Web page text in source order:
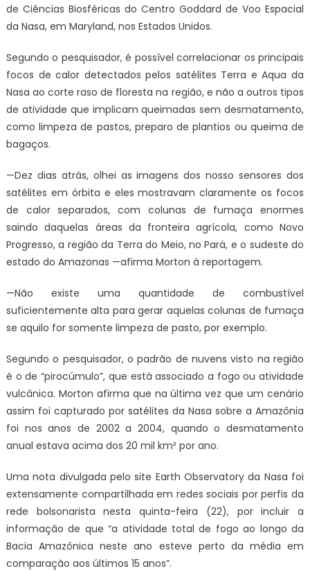
de Ciências Biosféricas do Centro Goddard de Voo Espacial
da Nasa, em Maryland, nos Estados Unidos.
Segundo o pesquisador, é possível correlacionar os principais
focos de calor detectados pelos satélites Terra e Aqua da
Nasa ao corte raso de floresta na região, e não a outros tipos
de atividade que implicam queimadas sem desmatamento,
como limpeza de pastos, preparo de plantios ou queima de
bagaços.
—Dez dias atrás, olhei as imagens dos nosso sensores dos
satélites em órbita e eles mostravam claramente os focos
de calor separados, com colunas de fumaça enormes
saindo daquelas áreas da fronteira agrícola, como Novo
Progresso, a região da Terra do Meio, no Pará, e o sudeste do
estado do Amazonas —afirma Morton à reportagem.
—Não existe uma quantidade de combustível
suficientemente alta para gerar aquelas colunas de fumaça
se aquilo for somente limpeza de pasto, por exemplo.
Segundo o pesquisador, o padrão de nuvens visto na região
é o de “pirocúmulo”, que está associado a fogo ou atividade
vulcânica. Morton afirma que na última vez que um cenário
assim foi capturado por satélites da Nasa sobre a Amazônia
foi nos anos de 2002 a 2004, quando o desmatamento
anual estava acima dos 20 mil km² por ano.
Uma nota divulgada pelo site Earth Observatory da Nasa foi
extensamente compartilhada em redes sociais por perfis da
rede bolsonarista nesta quinta-feira (22), por incluir a
informação de que “a atividade total de fogo ao longo da
Bacia Amazônica neste ano esteve perto da média em
comparação aos últimos 15 anos”.